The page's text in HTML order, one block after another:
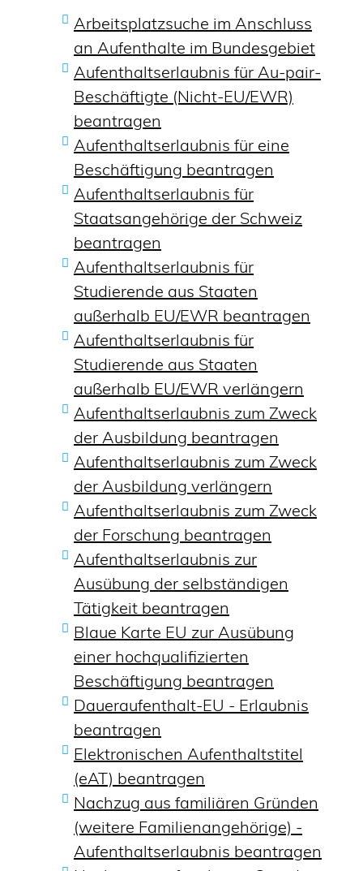
Arbeitsplatzsuche im Anschluss
an Aufenthalte im Bundesgebiet
Aufenthaltserlaubnis für Au-pair-
Beschäftigte (Nicht-EU/EWR)
beantragen
Aufenthaltserlaubnis für eine
Beschäftigung beantragen
Aufenthaltserlaubnis für
Staatsangehörige der Schweiz
beantragen
Aufenthaltserlaubnis für
Studierende aus Staaten
außerhalb EU/EWR beantragen
Aufenthaltserlaubnis für
Studierende aus Staaten
außerhalb EU/EWR verlängern
Aufenthaltserlaubnis zum Zweck
der Ausbildung beantragen
Aufenthaltserlaubnis zum Zweck
der Ausbildung verlängern
Aufenthaltserlaubnis zum Zweck
der Forschung beantragen
Aufenthaltserlaubnis zur
Ausübung der selbständigen
Tätigkeit beantragen
Blaue Karte EU zur Ausübung
einer hochqualifizierten
Beschäftigung beantragen
Daueraufenthalt-EU - Erlaubnis
beantragen
Elektronischen Aufenthaltstitel
(eAT) beantragen
Nachzug aus familiären Gründen
(weitere Familienangehörige) -
Aufenthaltserlaubnis beantragen